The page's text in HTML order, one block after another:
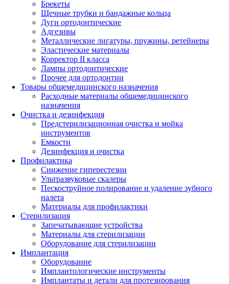
Брекеты
Щечные трубки и бандажные кольца
Дуги ортодонтические
Адгезивы
Металлические лигатуры, пружины, ретейнеры
Эластические материалы
Корректор II класса
Лампы ортодонтические
Прочее для ортодонтии
Товары общемедицинского назначения
Расходные материалы общемедицинского
назначения
Очистка и дезинфекция
Предстерилизационная очистка и мойка
инструментов
Емкости
Дезинфекция и очистка
Профилактика
Снижение гиперестезии
Ультразвуковые скалеры
Пескоструйное полирование и удаление зубного
налета
Материалы для профилактики
Стерилизация
Запечатывающие устройства
Материалы для стерилизации
Оборудование для стерилизации
Имплантация
Оборудование
Имплантологические инструменты
Имплантаты и детали для протезирования